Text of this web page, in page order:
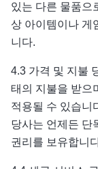
있는 다른 물품으
상 아이템이나 게
니다.
4.3 가격 및 지불
태의 지불을 받으
적용될 수 있습니
당사는 언제든 단
권리를 보유합니